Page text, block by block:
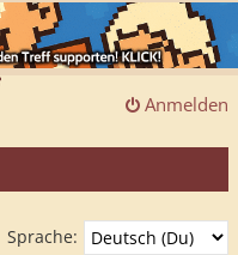
Anmelden
Sprache: